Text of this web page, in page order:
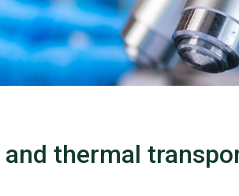
thermal